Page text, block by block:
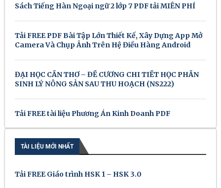
Sách Tiếng Hàn Ngoại ngữ 2 lớp 7 PDF tải MIỄN PHÍ
Tải FREE PDF Bài Tập Lớn Thiết Kế, Xây Dựng App Mở
Camera Và Chụp Ảnh Trên Hệ Điều Hàng Android
ĐẠI HỌC CẦN THƠ – ĐỀ CƯƠNG CHI TIẾT HỌC PHẦN
SINH LÝ NÔNG SẢN SAU THU HOẠCH (NS222)
Tải FREE tài liệu Phương Án Kinh Doanh PDF
TÀI LIỆU MỚI NHẤT
Tải FREE Giáo trình HSK 1 – HSK 3.0